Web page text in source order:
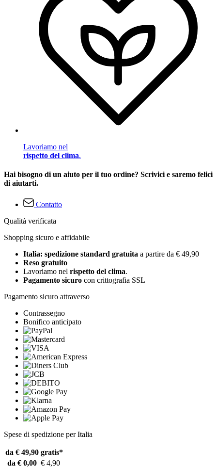
Lavoriamo nel
rispetto del clima.
Hai bisogno di un aiuto per il tuo ordine? Scrivici e saremo felici
di aiutarti.
Contatto
Qualità verificata
Shopping sicuro e affidabile
Italia: spedizione standard gratuita a partire da € 49,90
Reso gratuito
Lavoriamo nel rispetto del clima.
Pagamento sicuro con crittografia SSL
Pagamento sicuro attraverso
Contrassegno
Bonifico anticipato
Spese di spedizione per Italia
da € 49,90 gratis*
da € 0,00 € 4,90